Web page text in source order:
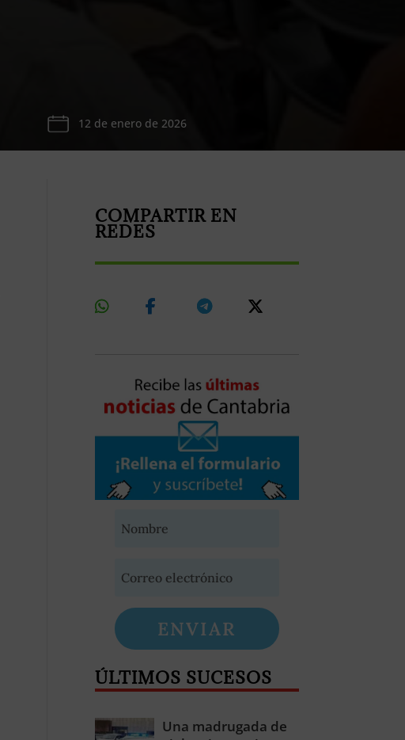
12 de enero de 2026
COMPARTIR EN
REDES
ENVIAR
ÚLTIMOS SUCESOS
Una madrugada de